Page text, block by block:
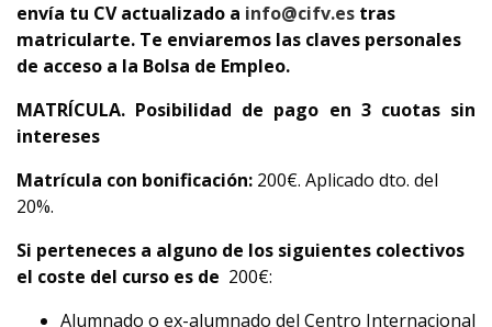
envía tu CV actualizado a info@cifv.es tras
matricularte. Te enviaremos las claves personales
de acceso a la Bolsa de Empleo.
MATRÍCULA. Posibilidad de pago en 3 cuotas sin
intereses
Matrícula con bonificación: 200€. Aplicado dto. del
20%.
Si perteneces a alguno de los siguientes colectivos
el coste del curso es de 200€:
Alumnado o ex-alumnado del Centro Internacional